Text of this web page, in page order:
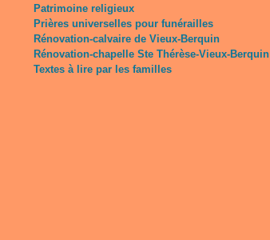
Patrimoine religieux
Prières universelles pour funérailles
Rénovation-calvaire de Vieux-Berquin
Rénovation-chapelle Ste Thérèse-Vieux-Berquin
Textes à lire par les familles